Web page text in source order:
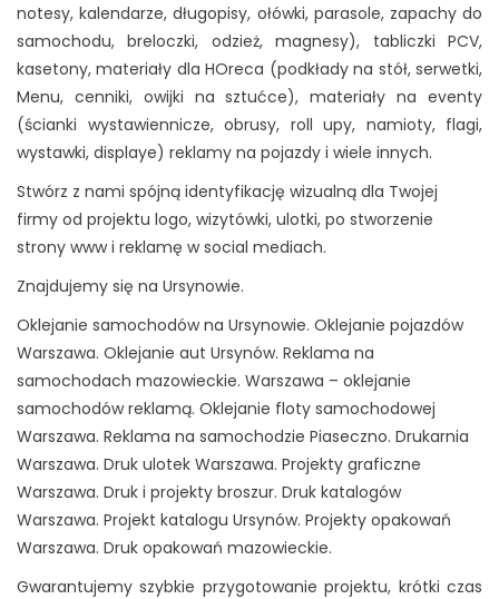
notesy, kalendarze, długopisy, ołówki, parasole, zapachy do
samochodu, breloczki, odzież, magnesy), tabliczki PCV,
kasetony, materiały dla HOreca (podkłady na stół, serwetki,
Menu, cenniki, owijki na sztućce), materiały na eventy
(ścianki wystawiennicze, obrusy, roll upy, namioty, flagi,
wystawki, displaye) reklamy na pojazdy i wiele innych.
Stwórz z nami spójną identyfikację wizualną dla Twojej
firmy od projektu logo, wizytówki, ulotki, po stworzenie
strony www i reklamę w social mediach.
Znajdujemy się na Ursynowie.
Oklejanie samochodów na Ursynowie. Oklejanie pojazdów
Warszawa. Oklejanie aut Ursynów. Reklama na
samochodach mazowieckie. Warszawa – oklejanie
samochodów reklamą. Oklejanie floty samochodowej
Warszawa. Reklama na samochodzie Piaseczno. Drukarnia
Warszawa. Druk ulotek Warszawa. Projekty graficzne
Warszawa. Druk i projekty broszur. Druk katalogów
Warszawa. Projekt katalogu Ursynów. Projekty opakowań
Warszawa. Druk opakowań mazowieckie.
Gwarantujemy szybkie przygotowanie projektu, krótki czas